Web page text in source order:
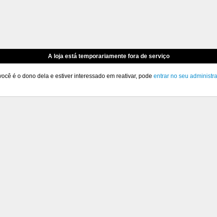
A loja está temporariamente fora de serviço
é o dono dela e estiver interessado em reativar, pode entrar no seu